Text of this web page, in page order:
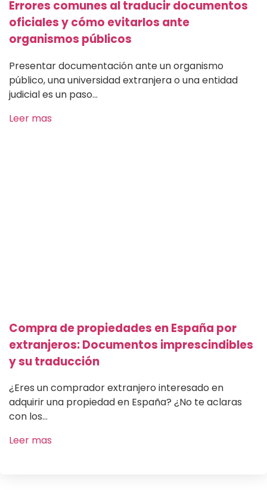
Errores comunes al traducir documentos
oficiales y cómo evitarlos ante
organismos públicos
Presentar documentación ante un organismo
público, una universidad extranjera o una entidad
judicial es un paso...
Leer mas
Compra de propiedades en España por
extranjeros: Documentos imprescindibles
y su traducción
¿Eres un comprador extranjero interesado en
adquirir una propiedad en España? ¿No te aclaras
con los...
Leer mas